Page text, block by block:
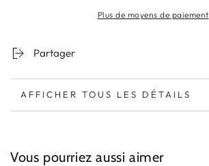
-
Éclaircissante
à
2%
Éclaircissante
à
2%
Plus de moyens de paiement
Partager
AFFICHER TOUS LES DÉTAILS
Vous pourriez aussi aimer